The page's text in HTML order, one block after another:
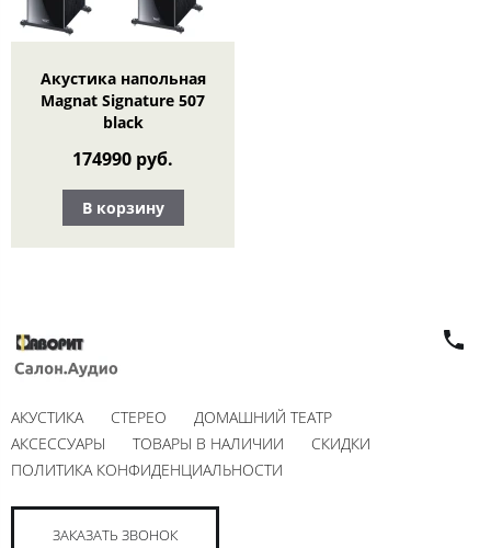
Акустика напольная
Magnat Signature 507
black
174990 руб.
В корзину
АКУСТИКА СТЕРЕО
ДОМАШНИЙ ТЕАТР
АКСЕССУАРЫ
ТОВАРЫ В НАЛИЧИИ
СКИДКИ
ПОЛИТИКА КОНФИДЕНЦИАЛЬНОСТИ
ЗАКАЗАТЬ ЗВОНОК